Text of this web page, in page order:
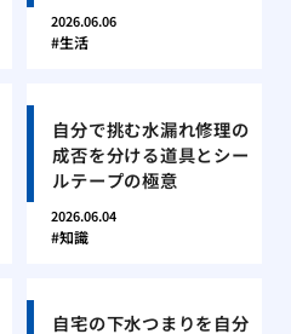
2026.06.06
生活
自分で挑む水漏れ修理の
成否を分ける道具とシー
ルテープの極意
2026.06.04
知識
自宅の下水つまりを自分